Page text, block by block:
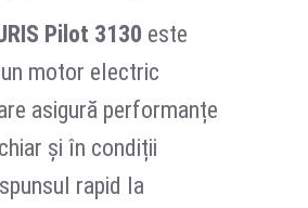
Pilot 3130 este
motor electric
asigură performanțe
și în condiții
rapid la